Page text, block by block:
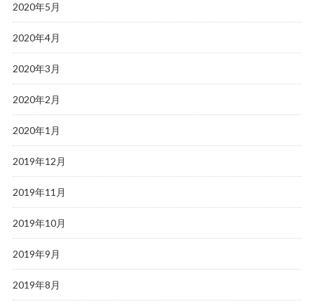
2020年5月
2020年4月
2020年3月
2020年2月
2020年1月
2019年12月
2019年11月
2019年10月
2019年9月
2019年8月